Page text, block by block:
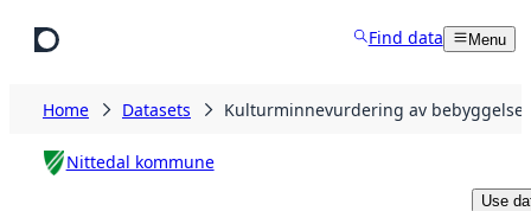
Find data Menu
Home Datasets Kulturminnevurdering av
Nittedal kommune
Use